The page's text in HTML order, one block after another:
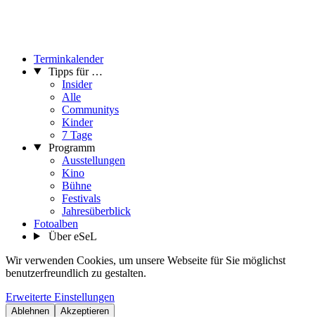
Terminkalender
Tipps für …
Insider
Alle
Communitys
Kinder
7 Tage
Programm
Ausstellungen
Kino
Bühne
Festivals
Jahresüberblick
Fotoalben
Über eSeL
Wir verwenden Cookies, um unsere Webseite für Sie möglichst
benutzerfreundlich zu gestalten.
Erweiterte Einstellungen
Ablehnen Akzeptieren